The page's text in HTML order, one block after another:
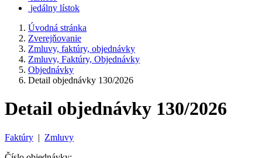
jedálny lístok
Úvodná stránka
Zverejňovanie
Zmluvy, faktúry, objednávky
Zmluvy, Faktúry, Objednávky
Objednávky
Detail objednávky 130/2026
Detail objednávky 130/2026
Faktúry | Zmluvy